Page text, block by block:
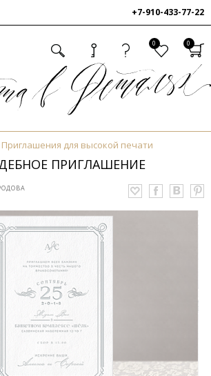
+7-910-433-77-22
0 0
Приглашения для высокой печати
ПРИГЛАШЕНИЕ